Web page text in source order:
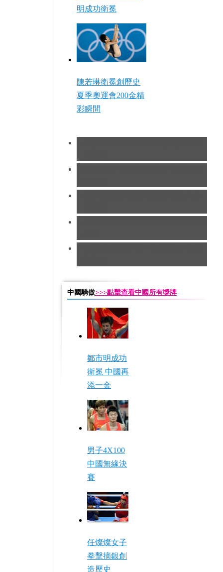
明成功衛冕
陳若琳衛冕創歷史
夏季奧運會200金精
彩瞬間
中國驕傲>>>點擊查看中國所有獎牌
鄒市明成功
衛冕 中國再
添一金
男子4X100
中國無緣決
賽
任燦燦女子
拳擊摘銀創
造歷史